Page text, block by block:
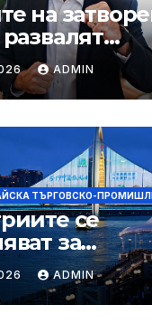
на
на
за
ADMIN
ТЪРГОВСКО-
се
за
и
ADMIN